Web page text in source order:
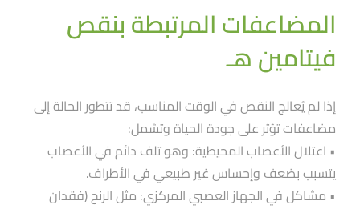
المضاعفات المرتبطة بنقص
فيتامين هـ
إذا لم يُعالج النقص في الوقت المناسب، قد تتطور الحالة إلى
مضاعفات تؤثر على جودة الحياة وتشمل:
• اعتلال الأعصاب المحيطية: وهو تلف دائم في الأعصاب
يتسبب بضعف وإحساس غير طبيعي في الأطراف.
• مشاكل في الجهاز العصبي المركزي: مثل الرنح (فقدان